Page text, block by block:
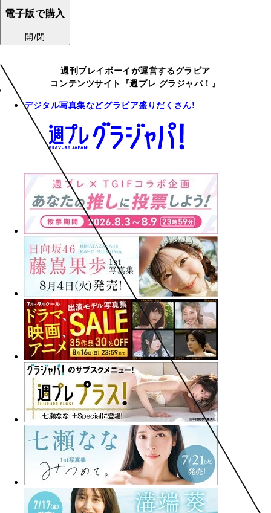
電子版で購入
開/閉
週刊プレイボーイが運営するグラビア
コンテンツサイト『週プレ グラジャパ！』
デジタル写真集などグラビア盛りだくさん!